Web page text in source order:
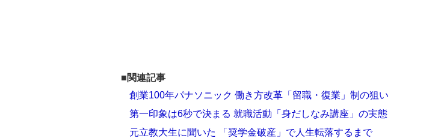
■関連記事
創業100年パナソニック 働き方改革「留職・復業」制の狙い
第一印象は6秒で決まる 就職活動「身だしなみ講座」の実態
元立教大生に聞いた 「奨学金破産」で人生転落するまで